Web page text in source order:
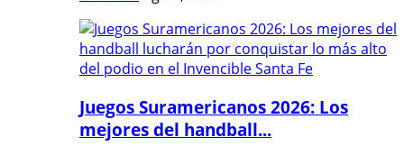
Juegos Suramericanos 2026: Los
mejores del handball...